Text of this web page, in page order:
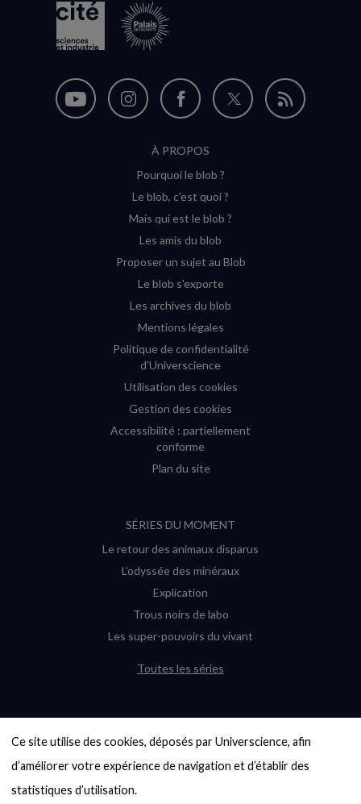
Ce site utilise des cookies, déposés par Universcience, afin
d’améliorer votre expérience de navigation et d’établir des
statistiques d’utilisation.
Nous
Nous
Instagram
(nouvelle
Nous
sur
Facebook
(nouvelle
Nous
Flux
À PROPOS
Pourquoi le blob ?
Le blob, c'est quoi ?
Mais qui est le blob ?
Les amis du blob
Proposer un sujet au Blob
Le blob s'exporte
Les archives du blob
Mentions légales
Politique de confidentialité
d'Universcience
Utilisation des cookies
Gestion des cookies
Accessibilité : partiellement
conforme
Plan du site
SÉRIES DU MOMENT
Le retour des animaux disparus
L’odyssée des minéraux
Explication
Trous noirs de labo
Les super-pouvoirs du vivant
Toutes les séries
6000 exoplanètes, et pas de « Terre »
en vue ?
Quel avenir pour les cryptos ?